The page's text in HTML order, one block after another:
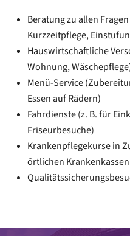
Beratung zu allen
Kurzzeitpflege,
Hauswirtschaftliche
Wohnung,
Menü-Service
Essen auf Rädern)
Fahrdienste (z. B. für
Friseurbesuche)
Krankenpflegekurse in
örtlichen Krankenkassen